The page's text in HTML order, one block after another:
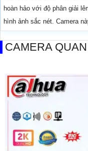
hoàn hảo với độ phân giải
hình ảnh sắc nét. Camera
CAMERA